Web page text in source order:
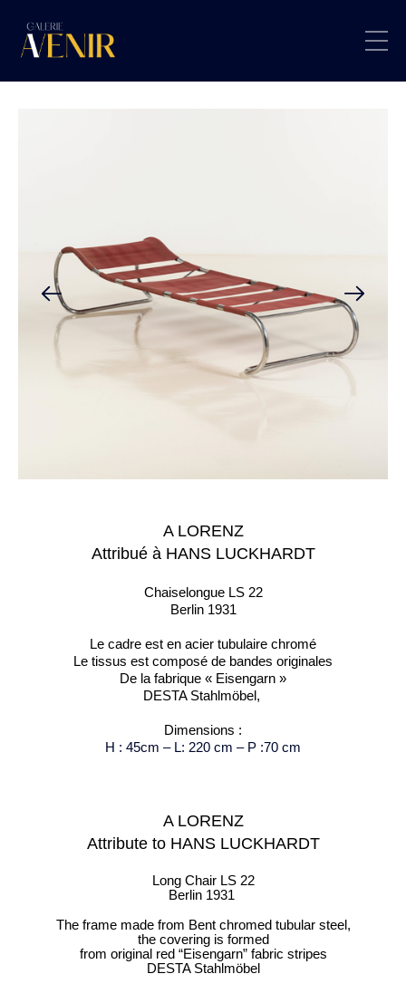
A LORENZ
Attribué à HANS LUCKHARDT
Chaiselongue LS 22
Berlin 1931
Le cadre est en acier tubulaire chromé
Le tissus est composé de bandes originales
De la fabrique « Eisengarn »
DESTA Stahlmöbel,
Dimensions :
H : 45cm – L: 220 cm – P :70 cm
A LORENZ
Attribute to HANS LUCKHARDT
Long Chair LS 22
Berlin 1931
The frame made from Bent chromed tubular steel,
the covering is formed
from original red “Eisengarn” fabric stripes
DESTA Stahlmöbel